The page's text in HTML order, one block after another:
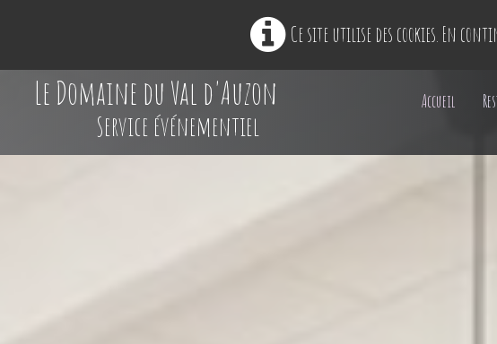
Ce site utilise des cookies. En
Le Domaine du Val d'Auzon
Service événementiel
Accueil